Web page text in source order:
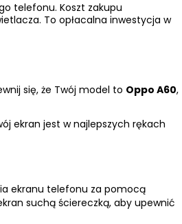
telefonu. Koszt zakupu
To opłacalna inwestycja w
się, że Twój model to Oppo A60,
ekran jest w najlepszych rękach
ekranu telefonu za pomocą
suchą ściereczką, aby upewnić